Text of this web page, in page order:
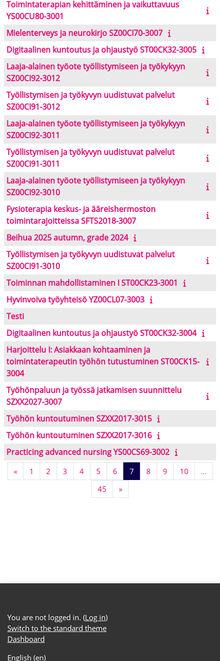
Toimintaterapian kehittäminen ja vaikuttavuus
YS00CU80-3001
Mielenterveys ja neurokirjo SZ00CI70-3007
Digitaalinen kuntoutus ja ohjaustyö ST00CK32-3005
Laaja-alainen työote työllistymiseen ja työkykyyn
SZ00CI92-3012
Työllistymisen ja työkyvyn uudistuvat palvelut
SZ00CI91-3012
Laaja-alainen työote työllistymiseen ja työkykyyn
SZ00CI92-3011
Työllistymisen ja työkyvyn uudistuvat palvelut
SZ00CI91-3011
Laaja-alainen työote työllistymiseen ja työkykyyn
SZ00CI92-3010
Fysioterapia keskus- ja ääreishermoston
toimintarajoitteissa SFTS2018-3007
Beihua 2025 autumn, grade 2024
Työllistymisen ja työkyvyn uudistuvat palvelut
SZ00CI91-3010
Toiminnan mahdollistaminen I ST00CK23-3001
Hyvinvoiva työyhteisö YZ00CL07-3003
Testi
Digitaalinen kuntoutus ja ohjaustyö ST00CK32-3004
Harjoittelu I: Asiakkaan kohtaaminen ja
toimintaterapeutin työhön tutustuminen ST00CK15-
3004
Työhönpaluun ja työssä jatkamisen suunnittelu
SZXX2027-3007
Työhön kuntoutuminen SZXX2017-3015
Työhön kuntoutuminen SZXX2017-3016
Practicing advanced nursing YS00CS69-3002
«Previous page
1 Page 1
2Page 2
3Page 3
4Page 4
5Page 5
6Page 6
7Page 7
8Page 8
9Page 9
10Page 10
…
45Page 45
»Next page
You are not logged in. (Log in)
Switch to the standard theme
Dashboard
English ‎(en)‎